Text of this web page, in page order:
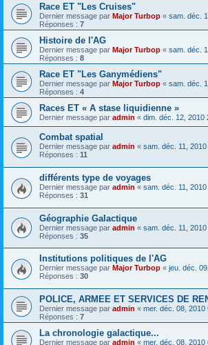
Race ET "Les Cruises"
Dernier message par Major Turbop « sam. déc.
Réponses : 7
Histoire de l'AG
Dernier message par Major Turbop « sam. déc.
Réponses : 8
Race ET "Les Ganymédiens"
Dernier message par Major Turbop « sam. déc.
Réponses : 4
Races ET « A stase liquidienne »
Dernier message par admin « dim. déc. 12, 2010
Combat spatial
Dernier message par admin « sam. déc. 11,
Réponses : 11
différents type de voyages
Dernier message par admin « sam. déc. 11,
Réponses : 31
Géographie Galactique
Dernier message par admin « sam. déc. 11,
Réponses : 35
Institutions politiques de l'AG
Dernier message par Major Turbop « jeu. déc.
Réponses : 30
POLICE, ARMEE ET SERVICES DE
Dernier message par admin « mer. déc. 08, 2010
Réponses : 7
La chronologie galactique...
Dernier message par admin « mer. déc. 08, 2010